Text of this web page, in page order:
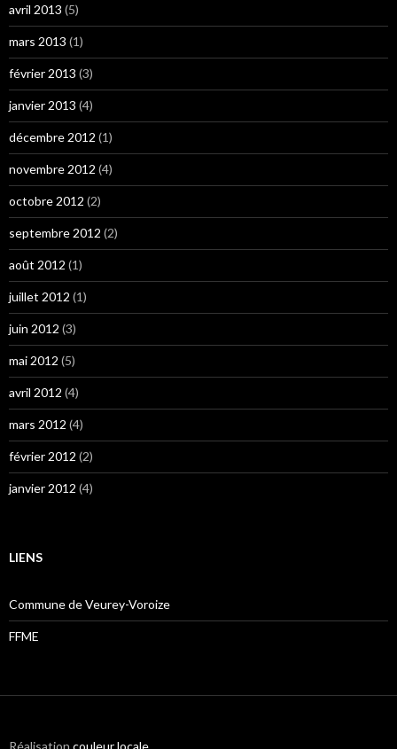
avril 2013 (5)
mars 2013 (1)
février 2013 (3)
janvier 2013 (4)
décembre 2012 (1)
novembre 2012 (4)
octobre 2012 (2)
septembre 2012 (2)
août 2012 (1)
juillet 2012 (1)
juin 2012 (3)
mai 2012 (5)
avril 2012 (4)
mars 2012 (4)
février 2012 (2)
janvier 2012 (4)
LIENS
Commune de Veurey-Voroize
FFME
Réalisation couleur locale